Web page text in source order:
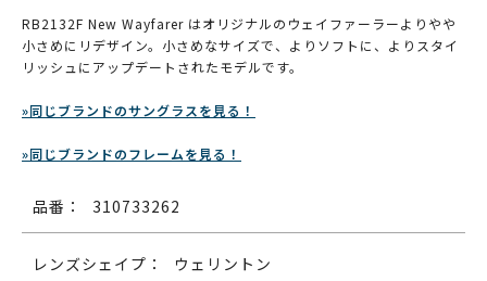
RB2132F New Wayfarer はオリジナルのウェイファーラーよりやや
小さめにリデザイン。小さめなサイズで、よりソフトに、よりスタイ
リッシュにアップデートされたモデルです。
»同じブランドのサングラスを見る！
»同じブランドのフレームを見る！
品番： 310733262
レンズシェイプ： ウェリントン